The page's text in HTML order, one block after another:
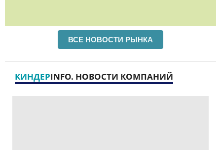
ВСЕ НОВОСТИ РЫНКА
КИНДЕРINFO. НОВОСТИ КОМПАНИЙ